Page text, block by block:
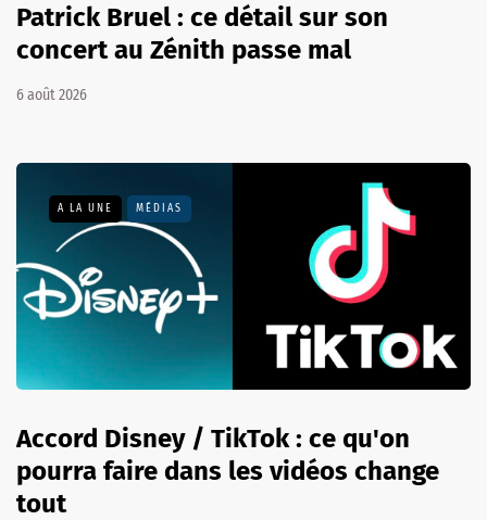
Patrick Bruel : ce détail sur son
concert au Zénith passe mal
6 août 2026
A LA UNE MÉDIAS
Accord Disney / TikTok : ce qu'on
pourra faire dans les vidéos change
tout